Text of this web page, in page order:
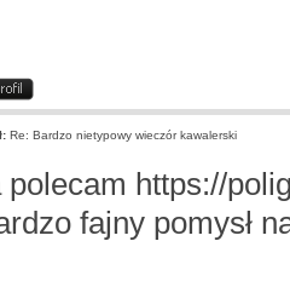
Re: Bardzo nietypowy wieczór kawalerski
polecam https://
fajny pomysł